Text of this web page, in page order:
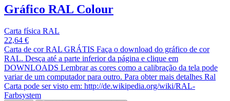
Gráfico RAL Colour
Carta física RAL
22,64 €
Carta de cor RAL GRÁTIS Faça o download do gráfico de cor
RAL. Desça até a parte inferior da página e clique em
DOWNLOADS Lembrar as cores como a calibração da tela pode
variar de um computador para outro. Para obter mais detalhes Ral
Carta pode ser visto em: http://de.wikipedia.org/wiki/RAL-
Farbsystem